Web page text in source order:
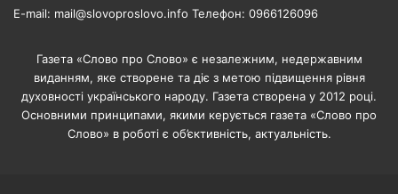
E-mail: mail@slovoproslovo.info Телефон: 0966126096
Газета «Слово про Слово» є незалежним, недержавним
виданням, яке створене та діє з метою підвищення рівня
духовності українського народу. Газета створена у 2012 році.
Основними принципами, якими керується газета «Слово про
Слово» в роботі є об’єктивність, актуальність.